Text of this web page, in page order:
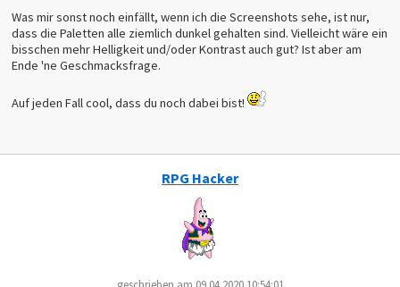
Was mir sonst noch einfällt, wenn ich die Screenshots sehe, ist nur,
dass die Paletten alle ziemlich dunkel gehalten sind. Vielleicht wäre ein
bisschen mehr Helligkeit und/oder Kontrast auch gut? Ist aber am
Ende 'ne Geschmacksfrage.
Auf jeden Fall cool, dass du noch dabei bist!
RPG Hacker
geschrieben am 09.04.2020 10:54:01